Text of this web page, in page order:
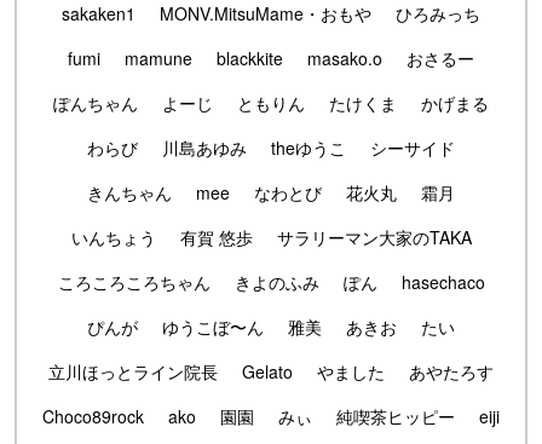
sakaken1
MONV.MitsuMame・おもや
ひろみっち
fumi
mamune blackkite masako.o
おさるー
ぽんちゃん
よーじ ともりん たけくま
かげまる
わらび
川島あゆみ theゆうこ
シーサイド
きんちゃん
mee なわとび 花火丸
霜月
いんちょう
有賀 悠歩
サラリーマン大家のTAKA
ころころころちゃん
きよのふみ ぽん
hasechaco
ぴんが
ゆうこぼ〜ん 雅美 あきお
たい
立川ほっとライン院長
Gelato やました
あやたろす
Choco89rock
ako 園園 みぃ 純喫茶ヒッピー
eiji